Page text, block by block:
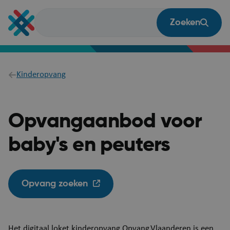
en
naar
inhoud
Zoeken
Breadcrumb
Kinderopvang
Opvangaanbod voor
baby's en peuters
Opvang zoeken